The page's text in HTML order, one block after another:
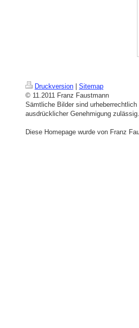
Druckversion
Sitemap
© 11.2011 Franz Faustmann
Sämtliche Bilder sind
ausdrücklicher Genehmigung zulässig.
Diese Homepage wurde von Franz